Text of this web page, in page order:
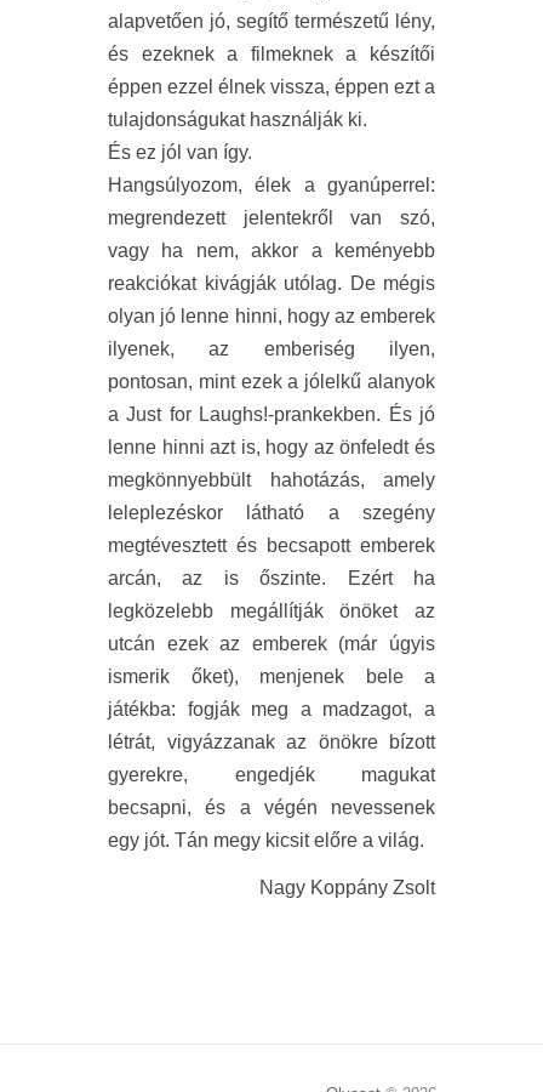
alapvetően jó, segítő természetű lény,
és ezeknek a filmeknek a készítői
éppen ezzel élnek vissza, éppen ezt a
tulajdonságukat használják ki.
És ez jól van így.
Hangsúlyozom, élek a gyanúperrel:
megrendezett jelentekről van szó,
vagy ha nem, akkor a keményebb
reakciókat kivágják utólag. De mégis
olyan jó lenne hinni, hogy az emberek
ilyenek, az emberiség ilyen,
pontosan, mint ezek a jólelkű alanyok
a Just for Laughs!-prankekben. És jó
lenne hinni azt is, hogy az önfeledt és
megkönnyebbült hahotázás, amely
leleplezéskor látható a szegény
megtévesztett és becsapott emberek
arcán, az is őszinte. Ezért ha
legközelebb megállítják önöket az
utcán ezek az emberek (már úgyis
ismerik őket), menjenek bele a
játékba: fogják meg a madzagot, a
létrát, vigyázzanak az önökre bízott
gyerekre, engedjék magukat
becsapni, és a végén nevessenek
egy jót. Tán megy kicsit előre a világ.
Nagy Koppány Zsolt